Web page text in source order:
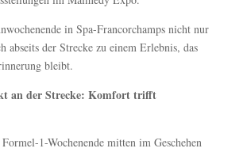
in Spa-Francorchamps nicht nur
abseits der Strecke zu einem Erlebnis, das
bleibt.
an der Strecke: Komfort trifft
1-Wochenende mitten im Geschehen